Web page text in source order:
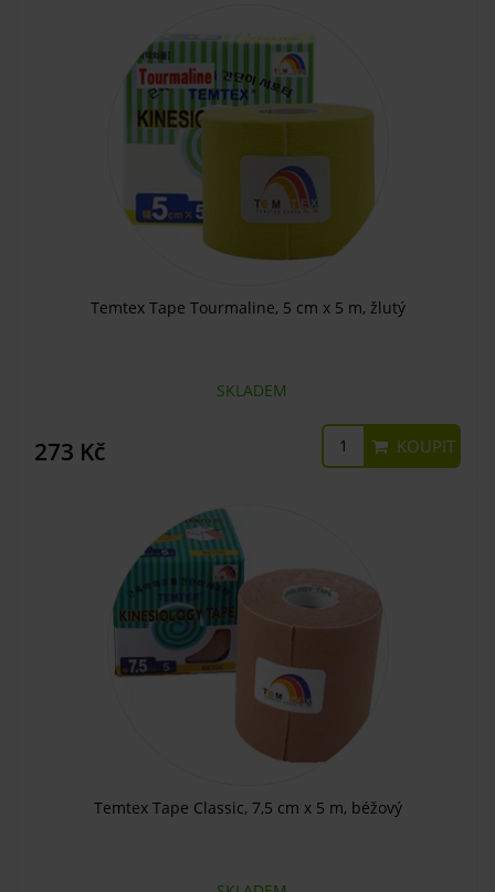
Temtex Tape Tourmaline, 5 cm x 5 m, žlutý
SKLADEM
273 Kč KOUPIT
Temtex Tape Classic, 7,5 cm x 5 m, béžový